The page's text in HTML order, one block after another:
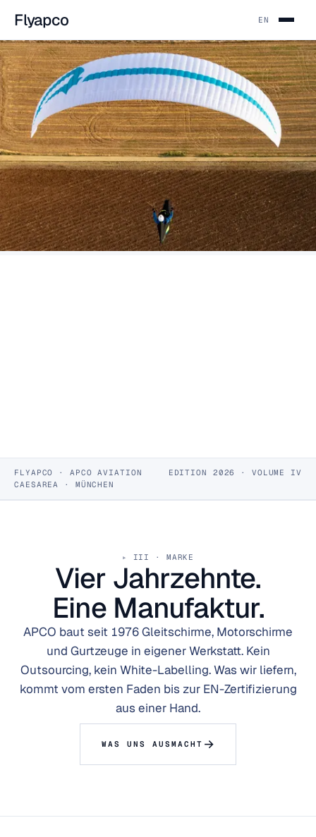
Flyapco EN
FLYAPCO · APCO AVIATION
EDITION 2026 · VOLUME IV
CAESAREA · MÜNCHEN
III · MARKE
Vier Jahrzehnte.
Eine Manufaktur.
APCO baut seit 1976 Gleitschirme, Motorschirme
und Gurtzeuge in eigener Werkstatt. Kein
Outsourcing, kein White-Labelling. Was wir liefern,
kommt vom ersten Faden bis zur EN-Zertifizierung
aus einer Hand.
WAS UNS AUSMACHT